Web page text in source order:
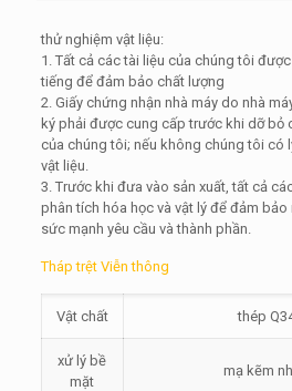
thử nghiệm vật liệu:
1. Tất cả các tài liệu của chúng tôi
tiếng để đảm bảo chất lượng
2. Giấy chứng nhận nhà máy do nhà
ký phải được cung cấp trước khi dỡ bỏ
của chúng tôi; nếu không chúng tôi có
vật liệu.
3. Trước khi đưa vào sản xuất, tất cả
phân tích hóa học và vật lý để đảm
sức mạnh yêu cầu và thành phần.
Tháp trệt Viễn thông
Vật chất thép
xử lý bề
mặt
mạ kẽm